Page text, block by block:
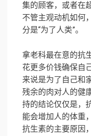
集的顾客，或者在
不管主观动机如何
分是“为了人类”。
拿老科最在意的抗
花更多价钱确保自
来说是为了自己和
残余的肉对人的健
持的结论仅仅是，
能会增加人的体重
抗生素的主要原因